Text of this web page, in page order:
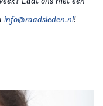
info@raadsleden.nl!